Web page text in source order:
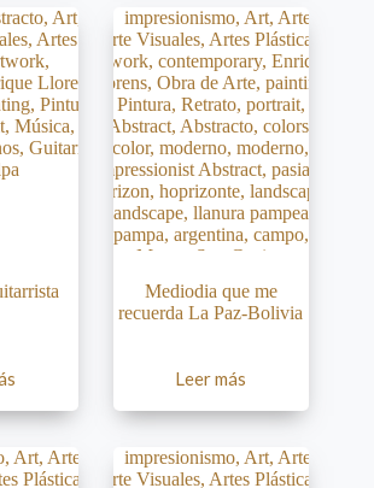
Mediodia que me
recuerda La Paz-Bolivia
Leer más